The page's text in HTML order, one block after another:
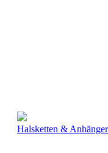
Halsketten & Anhänger